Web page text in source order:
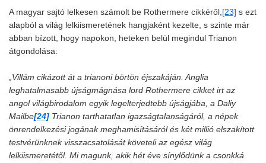
A magyar sajtó lelkesen számolt be Rothermere cikkéről, [23] s ezt
alapból a világ lelkiismeretének hangjaként kezelte, s szinte már
abban bízott, hogy napokon, heteken belül megindul Trianon
átgondolása:
„Villám cikázott át a trianoni börtön éjszakáján. Anglia
leghatalmasabb újságmágnása lord Rothermere cikket irt az
angol világbirodalom egyik legelterjedtebb újságjába, a Daliy
Mailbe[24] Trianon tarthatatlan igazságtalanságáról, a népek
önrendelkezési jogának meghamisításáról és két millió elszakított
testvérünknek visszacsatolását követeli az egész világ
lelkiismeretétől. Mi magunk, akik hét éve sínylődünk a csonkká